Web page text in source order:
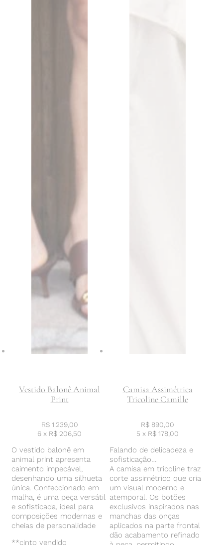
Vestido Balonê Animal
Print
R$1.239,00
6 x R$ 206,50
O vestido balonê em
animal print apresenta
caimento impecável,
desenhando uma silhueta
única. Confeccionado em
malha, é uma peça versátil
e sofisticada, ideal para
composições modernas e
cheias de personalidade
**cinto vendido
Camisa Assimétrica
Tricoline Camille
R$ 890,00
5 x R$ 178,00
Falando de delicadeza e
sofisticação…
A camisa em tricoline traz
corte assimétrico que cria
um visual moderno e
atemporal. Os botões
exclusivos inspirados nas
manchas das onças
aplicados na parte frontal
dão acabamento refinado